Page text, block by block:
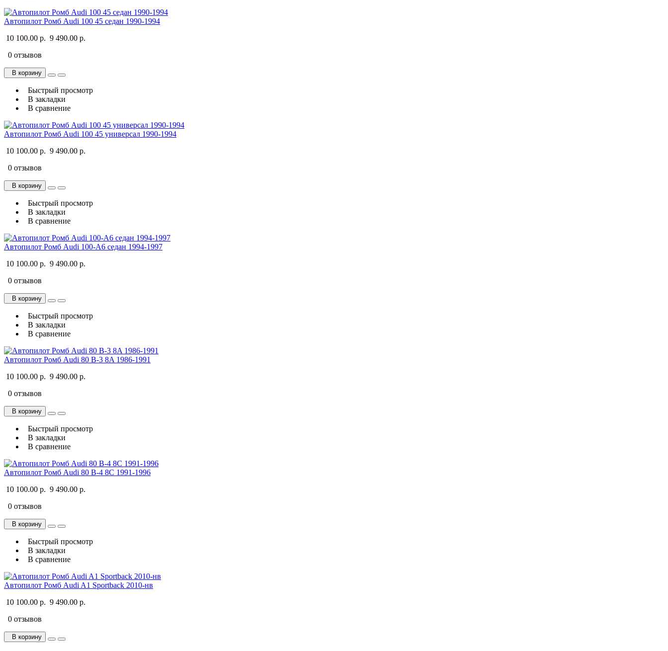
Автопилот Ромб Audi 100 45 седан 1990-1994
10 100.00 р. 9 490.00 р.
0 отзывов
В корзину
Быстрый просмотр
В закладки
В сравнение
Автопилот Ромб Audi 100 45 универсал 1990-1994
10 100.00 р. 9 490.00 р.
0 отзывов
В корзину
Быстрый просмотр
В закладки
В сравнение
Автопилот Ромб Audi 100-A6 седан 1994-1997
10 100.00 р. 9 490.00 р.
0 отзывов
В корзину
Быстрый просмотр
В закладки
В сравнение
Автопилот Ромб Audi 80 B-3 8A 1986-1991
10 100.00 р. 9 490.00 р.
0 отзывов
В корзину
Быстрый просмотр
В закладки
В сравнение
Автопилот Ромб Audi 80 B-4 8C 1991-1996
10 100.00 р. 9 490.00 р.
0 отзывов
В корзину
Быстрый просмотр
В закладки
В сравнение
Автопилот Ромб Audi A1 Sportback 2010-нв
10 100.00 р. 9 490.00 р.
0 отзывов
В корзину